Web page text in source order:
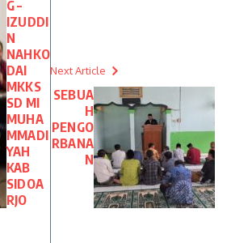
G –
IZUDDI
N
NAHKO
DAI
MKKS
SD MI
MUHA
MMADI
YAH
KAB
SIDOA
RJO
Next Article
SEBUA
H
PENGO
RBANA
N